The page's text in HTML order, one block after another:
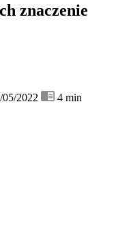
znaczenie
05/2022 4 min